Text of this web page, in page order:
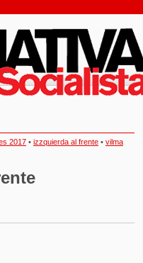
2017 • izzquierda al frente • vilma